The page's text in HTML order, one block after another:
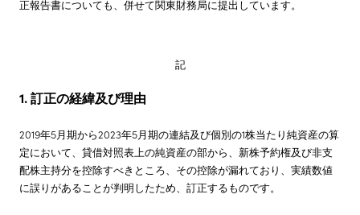
正報告書についても、併せて関東財務局に提出しています。
記
1. 訂正の経緯及び理由
2019年5月期から2023年5月期の連結及び個別の1株当たり純資産の算
定において、貸借対照表上の純資産の部から、新株予約権及び非支
配株主持分を控除すべきところ、その控除が漏れており、実績数値
に誤りがあることが判明したため、訂正するものです。